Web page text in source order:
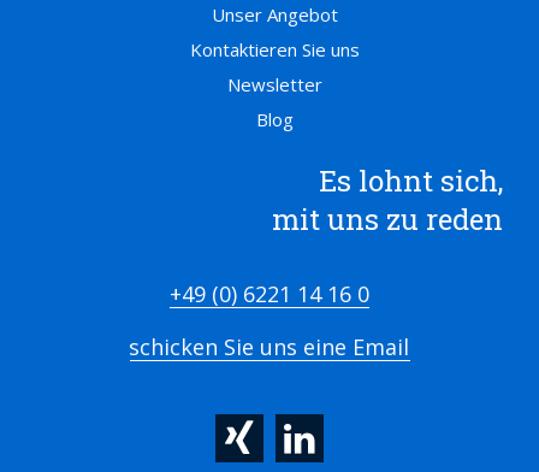
Unser Angebot
Kontaktieren Sie uns
Newsletter
Blog
Es lohnt sich,
mit uns zu reden
+49 (0) 6221 14 16 0
schicken Sie uns eine Email